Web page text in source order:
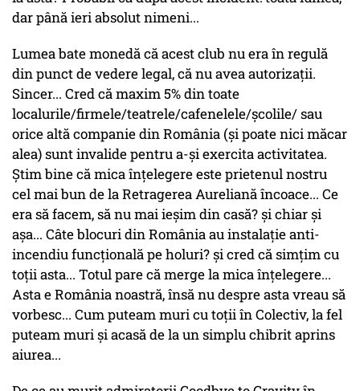
dar până ieri absolut nimeni...
Lumea bate monedă că acest club nu era în regulă
din punct de vedere legal, că nu avea autorizaţii.
Sincer... Cred că maxim 5% din toate
localurile/firmele/teatrele/cafenelele/şcolile/ sau
orice altă companie din România (şi poate nici măcar
alea) sunt invalide pentru a-şi exercita activitatea.
Ştim bine că mica înţelegere este prietenul nostru
cel mai bun de la Retragerea Aureliană încoace... Ce
era să facem, să nu mai ieşim din casă? şi chiar şi
aşa... Câte blocuri din România au instalaţie anti-
incendiu funcţională pe holuri? şi cred că simţim cu
toţii asta... Totul pare că merge la mica înţelegere...
Asta e România noastră, însă nu despre asta vreau să
vorbesc... Cum puteam muri cu toţii în Colectiv, la fel
puteam muri şi acasă de la un simplu chibrit aprins
aiurea...